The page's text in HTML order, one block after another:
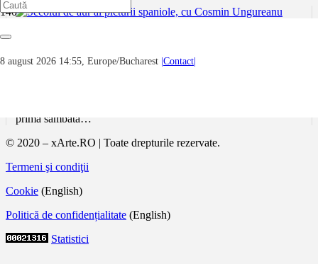
8 august 2026 14:55, Europe/Bucharest |Contact|
Cosmin Ungureanu
prima sâmbătă…
© 2020 – xArte.RO | Toate drepturile rezervate.
Termeni şi condiţii
Cookie (English)
Politică de confidențialitate (English)
Statistici